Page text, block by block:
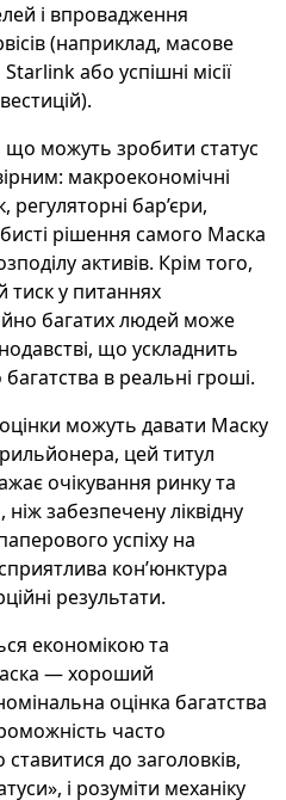
і впровадження
(наприклад, масове
або успішні місії
що можуть зробити статус
макроекономічні
бар’єри,
рішення самого Маска
активів. Крім того,
тиск у питаннях
багатих людей може
що ускладнить
в реальні гроші.
можуть давати Маску
цей титул
очікування ринку та
забезпечену ліквідну
успіху на
кон’юнктура
результати.
економікою та
— хороший
оцінка багатства
часто
до заголовків,
і розуміти механіку